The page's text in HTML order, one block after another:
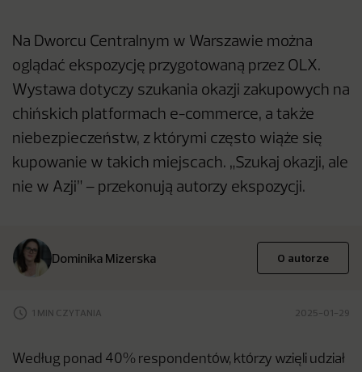
Na Dworcu Centralnym w Warszawie można
oglądać ekspozycję przygotowaną przez OLX.
Wystawa dotyczy szukania okazji zakupowych na
chińskich platformach e-commerce, a także
niebezpieczeństw, z którymi często wiąże się
kupowanie w takich miejscach. „Szukaj okazji, ale
nie w Azji” – przekonują autorzy ekspozycji.
Dominika Mizerska O autorze
1 MIN CZYTANIA 2025-01-29
Według ponad 40% respondentów, którzy wzięli udział